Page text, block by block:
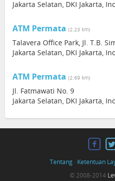
Jakarta Selatan, DKI Jakarta,
ATM Permata (2.23 km)
Talavera Office Park, Jl. T.B.
Jakarta Selatan, DKI Jakarta,
ATM Permata (2.69 km)
Jl. Fatmawati No. 9
Jakarta Selatan, DKI Jakarta,
Tentang· Ketentuan
© 2008-2014